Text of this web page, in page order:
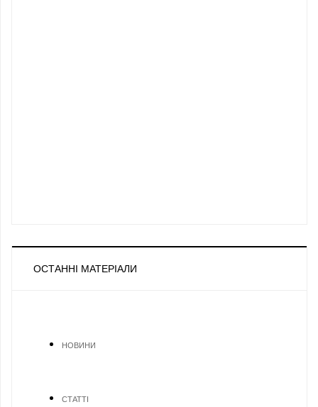
ОСТАННІ МАТЕРІАЛИ
НОВИНИ
СТАТТІ